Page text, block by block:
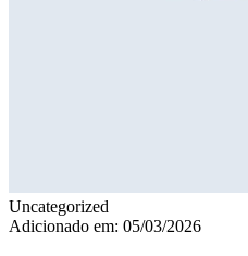
Uncategorized
Adicionado em: 05/03/2026